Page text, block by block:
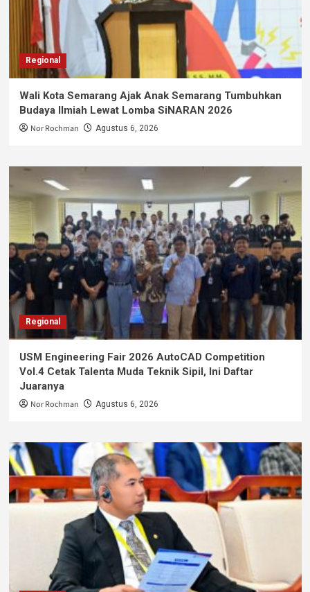
Regional
Wali Kota Semarang Ajak Anak Semarang Tumbuhkan
Budaya Ilmiah Lewat Lomba SiNARAN 2026
Nor Rochman Agustus 6, 2026
Regional
USM Engineering Fair 2026 AutoCAD Competition
Vol.4 Cetak Talenta Muda Teknik Sipil, Ini Daftar
Juaranya
Nor Rochman Agustus 6, 2026